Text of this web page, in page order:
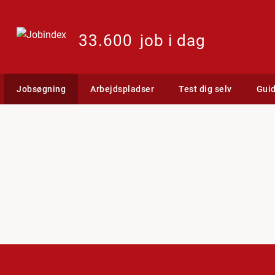
33.600 job i dag
Jobsøgning Arbejdspladser Test dig selv